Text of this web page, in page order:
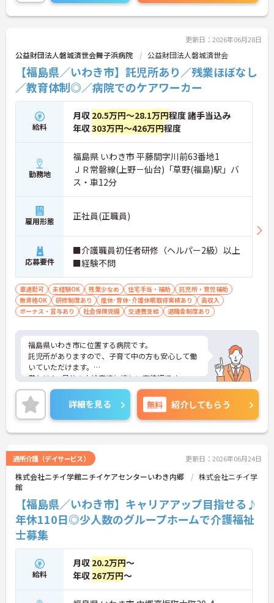
更新日：2026年06月28日
公益財団法人磐城済世会舞子浜病院 公益財団法人磐城済世会
【福島県／いわき市】託児所あり／残業ほぼなし
／教育体制◎／病院でのケアワーカー
給料
月収 20.5万円～28.1万円程度 諸手当込み
年収303万円～426万円程度
勤務地
福島県 いわき市 平藤間字川前63番地1
ＪＲ常磐線(上野－仙台)「草野(福島)駅」バ
ス・車12分
雇用形態 正社員(正職員)
応募要件
■介護職員初任者研修（ヘルパー2級）以上
■経験不問
車通勤可 未経験OK 残業少なめ 住宅手当・補助
託児所・育児補助
無資格OK
研修制度あり 産休･育休･介護休暇取得実績あり
高収入
ボーナス・賞与あり
社会保険完備 交通費支給 退職金制度あり
福島県いわき市に位置する病院です。
託児所がありますので、子育て中の方も安心して働
いていただけます。
賞与は4ヶ月分の支給実績と嬉しい高待遇です。
教育体制にも力を入れており、働きながらスキルア
ップも目指せます。
ご興味ある方には、面接対策ポイントなど、さらに
詳細をお話しいたしますのでお気軽にご相談くださ
い！
詳細を見る 無料 紹介してもらう
通所介護（デイサービス） 更新日：2026年06月24日
株式会社ニチイ学館ニチイケアセンターいわき内郷
株式会社ニチイ学
館
【福島県／いわき市】キャリアアップ目指せる♪
年休110日◎少人数のグループホームで介護福祉
士募集
給料
月収 20.2万円～
年収 267万円～